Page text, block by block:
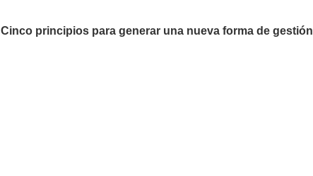
Cinco principios para generar una nueva forma de gestión